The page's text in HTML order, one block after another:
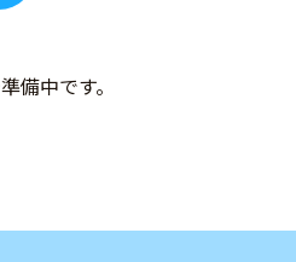
備中です。